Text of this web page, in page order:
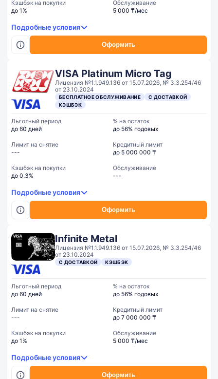
Оформить
Кэшбэк на покупки
до 1%
Обслуживание
5 000 ₸/мес
Подробные условия
VISA Platinum Micro Tag
Лицензия №1.1.949.136 от 15.07.2026, № 3.3.254/46
от 23.10.2024
БЕСПЛАТНОЕ ОБСЛУЖИВАНИЕ
С ДОСТАВКОЙ
КЭШБЭК
Оформить
Льготный период
до 60 дней
% на остаток
до 56% годовых
Лимит на снятие
---
Кредитный лимит
до 5 000 000 ₸
Кэшбэк на покупки
до 0.3%
Обслуживание
---
Подробные условия
Infinite Metal
Лицензия №1.1.949.136 от 15.07.2026, № 3.3.254/46
от 23.10.2024
С ДОСТАВКОЙ КЭШБЭК
Оформить
Льготный период
до 60 дней
% на остаток
до 56% годовых
Лимит на снятие
---
Кредитный лимит
до 7 000 000 ₸
Кэшбэк на покупки
до 1%
Обслуживание
5 000 ₸/мес
Подробные условия